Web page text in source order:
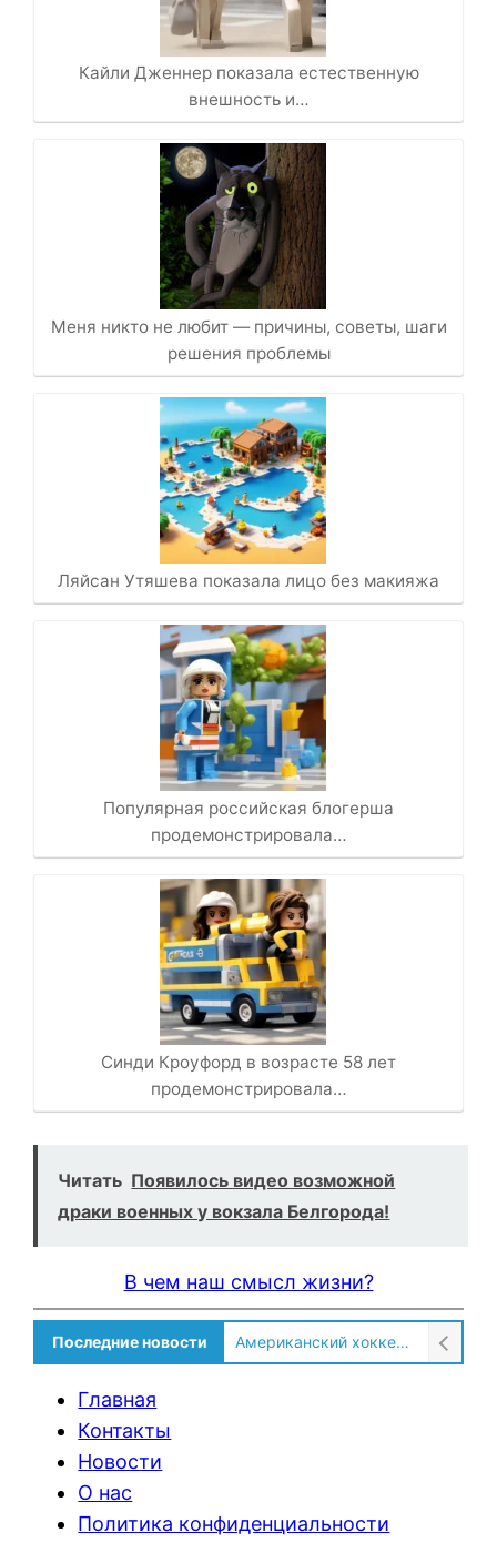
Кайли Дженнер показала естественную
внешность и…
Меня никто не любит — причины, советы, шаги
решения проблемы
Ляйсан Утяшева показала лицо без макияжа
Популярная российская блогерша
продемонстрировала…
Синди Кроуфорд в возрасте 58 лет
продемонстрировала…
Читать Появилось видео возможной
драки военных у вокзала Белгорода!
В чем наш смысл жизни?
Последние новости Солдат ВСУ говорит о том, чтобы продавали топливо для ремонта техники в Угледаре
Главная
Контакты
Новости
О нас
Политика конфиденциальности